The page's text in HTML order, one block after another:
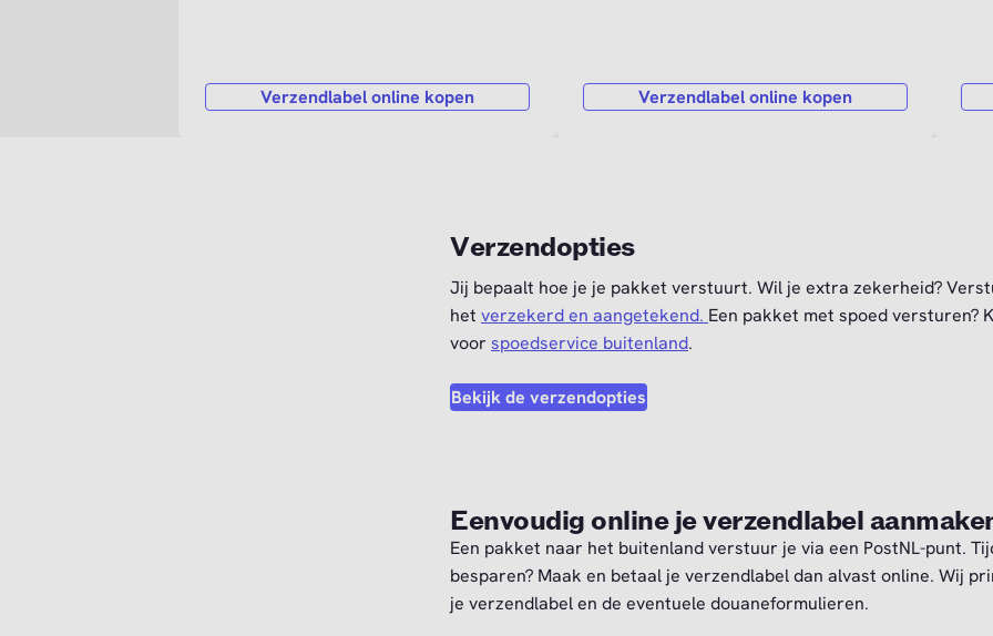
Verzendlabel online kopen Verzendlabel online kopen
Verzendopties
Jij bepaalt hoe je je pakket verstuurt. Wil je extra zekerheid?
het verzekerd en aangetekend. Een pakket met spoed versturen?
voor spoedservice buitenland.
Bekijk de verzendopties
Eenvoudig online je verzendlabel
Een pakket naar het buitenland verstuur je via een PostNL-punt.
besparen? Maak en betaal je verzendlabel dan alvast online. Wij
je verzendlabel en de eventuele douaneformulieren.